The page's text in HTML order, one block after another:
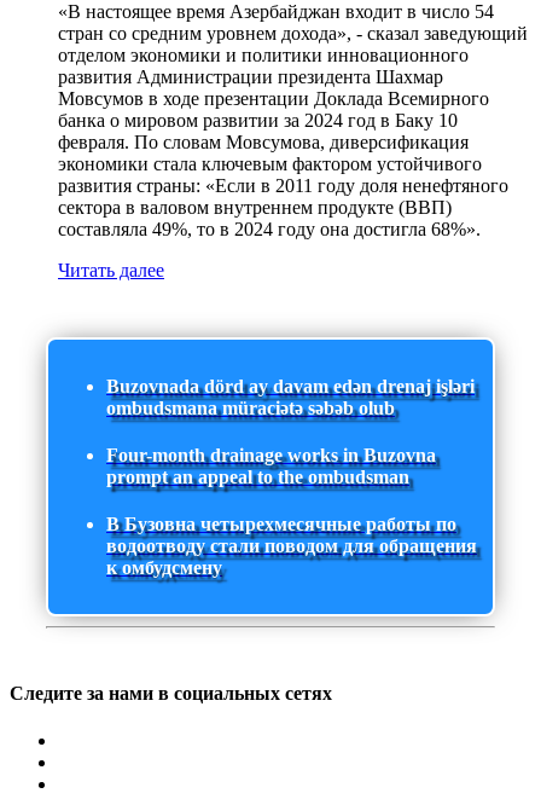
«В настоящее время Азербайджан входит в число 54
стран со средним уровнем дохода», - сказал заведующий
отделом экономики и политики инновационного
развития Администрации президента Шахмар
Мовсумов в ходе презентации Доклада Всемирного
банка о мировом развитии за 2024 год в Баку 10
февраля. По словам Мовсумова, диверсификация
экономики стала ключевым фактором устойчивого
развития страны: «Если в 2011 году доля ненефтяного
сектора в валовом внутреннем продукте (ВВП)
составляла 49%, то в 2024 году она достигла 68%».
Читать далее
Buzovnada dörd ay davam edən drenaj işləri
ombudsmana müraciətə səbəb olub
Four-month drainage works in Buzovna
prompt an appeal to the ombudsman
В Бузовна четырехмесячные работы по
водоотводу стали поводом для обращения
к омбудсмену
Следите за нами в социальных сетях